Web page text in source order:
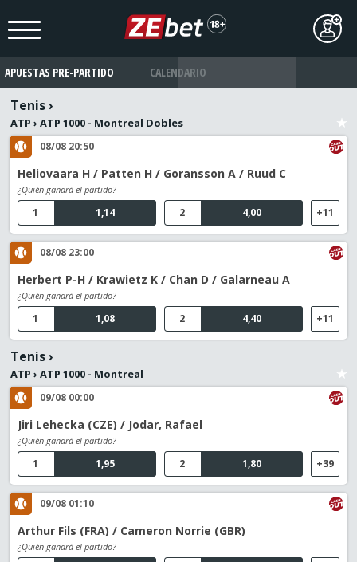
APUESTAS PRE-PARTIDO CALENDARIO
Tenis›
ATP › ATP 1000 - Montreal Dobles
08/08 20:50
Heliovaara H / Patten H / Goransson A / Ruud C
¿Quién ganará el partido?
1,14
1 4,00
2 +11
08/08 23:00
Herbert P-H / Krawietz K / Chan D / Galarneau A
¿Quién ganará el partido?
1,08
1 4,40
2 +11
Tenis›
ATP › ATP 1000 - Montreal
09/08 00:00
Jiri Lehecka (CZE) / Jodar, Rafael
¿Quién ganará el partido?
1,95
1 1,80
2 +39
09/08 01:10
Arthur Fils (FRA) / Cameron Norrie (GBR)
¿Quién ganará el partido?